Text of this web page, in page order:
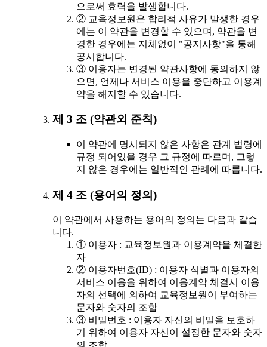
으로써 효력을 발생합니다.
② 교육정보원은 합리적 사유가 발생한 경우
에는 이 약관을 변경할 수 있으며, 약관을 변
경한 경우에는 지체없이 "공지사항"을 통해
공시합니다.
③ 이용자는 변경된 약관사항에 동의하지 않
으면, 언제나 서비스 이용을 중단하고 이용계
약을 해지할 수 있습니다.
제 3 조 (약관외 준칙)
이 약관에 명시되지 않은 사항은 관계 법령에
규정 되어있을 경우 그 규정에 따르며, 그렇
지 않은 경우에는 일반적인 관례에 따릅니다.
제 4 조 (용어의 정의)
이 약관에서 사용하는 용어의 정의는 다음과 같습
니다.
① 이용자 : 교육정보원과 이용계약을 체결한
자
② 이용자번호(ID) : 이용자 식별과 이용자의
서비스 이용을 위하여 이용계약 체결시 이용
자의 선택에 의하여 교육정보원이 부여하는
문자와 숫자의 조합
③ 비밀번호 : 이용자 자신의 비밀을 보호하
기 위하여 이용자 자신이 설정한 문자와 숫자